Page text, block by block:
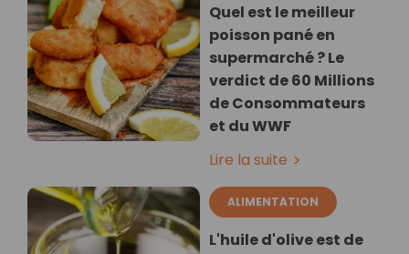
Quel est le meilleur
poisson pané en
supermarché ? Le
verdict de 60 Millions
de Consommateurs
et du WWF
Lire la suite
ALIMENTATION
L'huile d'olive est de